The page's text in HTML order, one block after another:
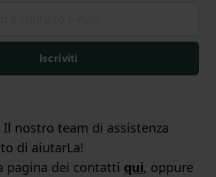
Iscriviti
Il nostro team di assistenza
di aiutarLa!
pagina dei contatti qui, oppure